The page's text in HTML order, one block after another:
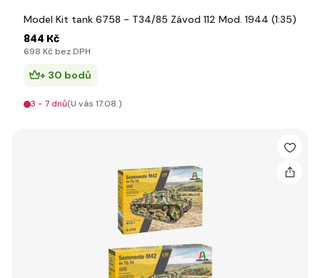
Model Kit tank 6758 - T34/85 Závod 112 Mod. 1944 (1:35)
844 Kč
698 Kč bez DPH
+ 30 bodů
3 - 7 dnů(U vás 17.08.)